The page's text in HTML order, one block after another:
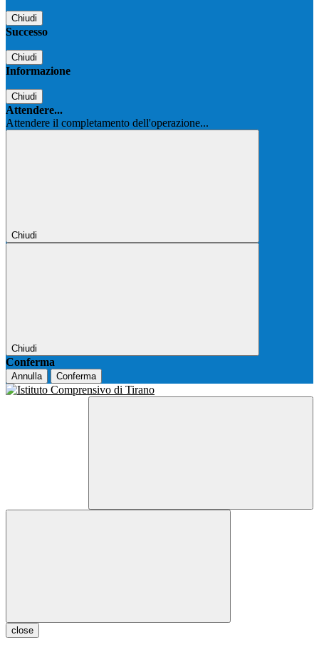
Chiudi
Successo
Chiudi
Informazione
Chiudi
Attendere...
Attendere il completamento dell'operazione...
Chiudi
Chiudi
Conferma
Annulla Conferma
close